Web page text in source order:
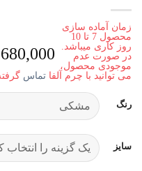
زمان آماده سازی
محصول 7 تا 10
روز کاری میباشد.
در صورت عدم
موجودی محصول،
می توانید با چرم آلفا تماس
رنگ
سایز